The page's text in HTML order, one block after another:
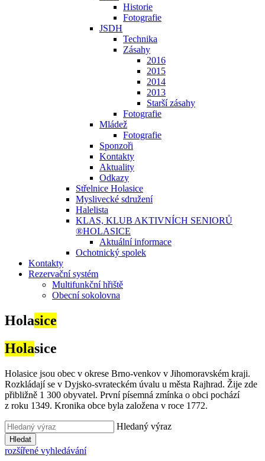
Historie
Fotografie
JSDH
Technika
Zásahy
2016
2015
2014
2013
Starší zásahy
Fotografie
Mládež
Fotografie
Sponzoři
Kontakty
Aktuality
Odkazy
Střelnice Holasice
Myslivecké sdružení
Halelista
KLAS, KLUB AKTIVNÍCH SENIORŮ
®HOLASICE
Aktuální informace
Ochotnický spolek
Kontakty
Rezervační systém
Multifunkční hřiště
Obecní sokolovna
Holasice
Holasice
Holasice jsou obec v okrese Brno-venkov v Jihomoravském kraji.
Rozkládají se v Dyjsko-svrateckém úvalu u města Rajhrad. Žije zde
přibližně 1 300 obyvatel. První písemná zmínka o obci pochází
z roku 1349. Kronika obce byla založena v roce 1772.
Hledaný výraz
Hledat
rozšířené vyhledávání